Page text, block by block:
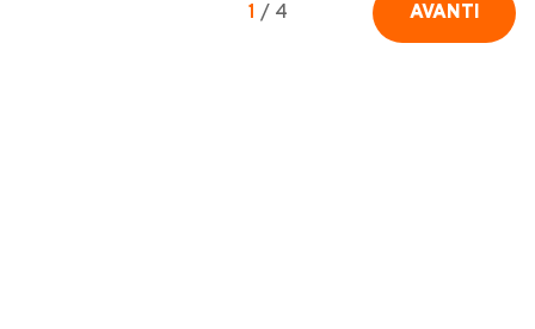
1 / 4 AVANTI